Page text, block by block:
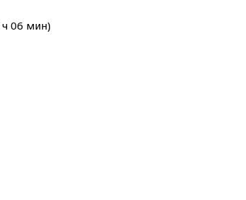
ч 06 мин)